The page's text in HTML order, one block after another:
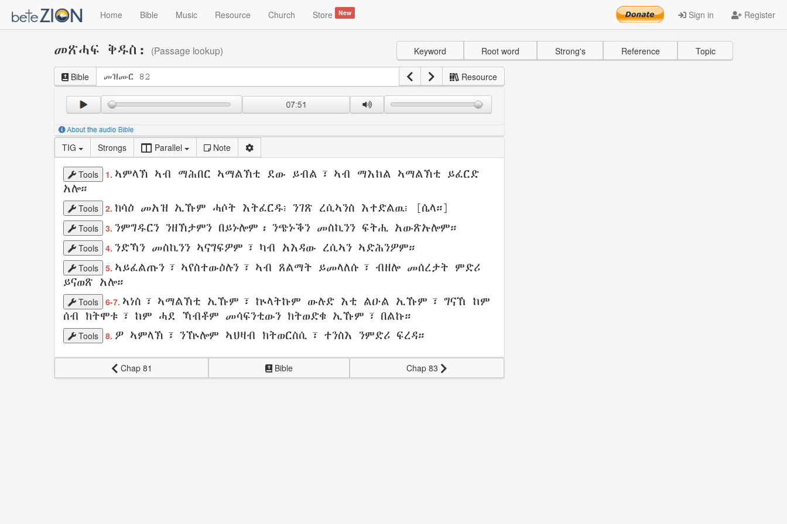
Home Bible Music Resource Church Store New Sign in Register
መጽሓፍ ቅዱስ: (Passage lookup) Keyword Root word Strong's Reference Topic
Bible Resource
TIG Strongs Parallel Note
Tools 1. ኣምላኽ ኣብ ማሕበር ኣማልኽቲ ደው ይብል፣ ኣብ ማእከል ኣማልኽቲ ይፈርድ
አሎ።
Tools 2. ክሳዕ መአዝ ኢኹም ሓሶት እትፈርዱ፧ ንገጽ ረሲኣንስ እተድልዉ፧ [ሴላ።]
Tools 3. ንምግዱርን ንዘኽታምን በይኑሎም ፡ ንጭኑቕን መስኪንን ፍትሒ አውጽኡሎም።
Tools 4. ንድኻን መስኪንን ኣናግፍዎም ፣ ካብ አእዳው ረሲኣን ኣድሕንዎም።
Tools 5. ኣይፈልጡን ፣ ኣየስተውዕሉን ፣ ኣብ ጸልማት ይመላለሱ ፣ ብዘሎ መሰረታት ምድሪ
ይናወጽ አሎ።
Tools 6-7. ኣነስ፣ ኣማልኽቲ ኢኹም፣ ኵላትኩም ውሉድ እቲ ልዑል ኢኹም፣ ግናኸ ከም
ሰብ
ክትሞቱ ፣ ከም ሓደ ኻብቶም መሳፍንቲውን ክትወድቁ ኢኹም፣ በልኩ።
Tools 8. ዎ ኣምላኽ ፣ ንዅሎም ኣህዛብ ክትወርስሲ ፣ ተንስእ ንምድሪ ፍረዳ።
Chap 81 Bible Chap 83